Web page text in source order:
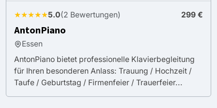
★★★★★5.0(2 Bewertungen) 299 €
AntonPiano
Essen
AntonPiano bietet professionelle Klavierbegleitung
für Ihren besonderen Anlass: Trauung / Hochzeit /
Taufe / Geburtstag / Firmenfeier / Trauerfeier...